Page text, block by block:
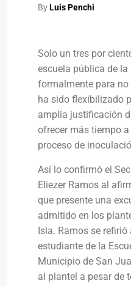
ByLuis Penchi
Solo un tres por
escuela pública de
formalmente para no
ha sido flexibilizado
amplia justificación
ofrecer más tiempo
proceso de
Así lo confirmó el
Eliezer Ramos al
que presente una
admitido en los
Isla. Ramos se refirió
estudiante de la
Municipio de San
al plantel a pesar de